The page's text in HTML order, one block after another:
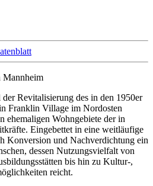
Mannheim
Revitalisierung des in den 1950er
Franklin Village im Nordosten
ehemaligen Wohngebiete der in
Eingebettet in eine weitläufige
Konversion und Nachverdichtung ein
dessen Nutzungsvielfalt von
bis hin zu Kultur-,
reicht.